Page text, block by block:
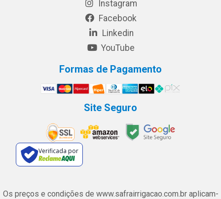
Instagram
Facebook
Linkedin
YouTube
Formas de Pagamento
Site Seguro
Verificada por
Os preços e condições de www.safrairrigacao.com.br aplicam-